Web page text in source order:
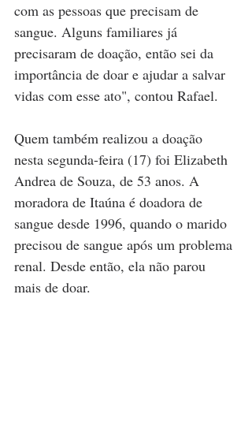
com as pessoas que precisam de
sangue. Alguns familiares já
precisaram de doação, então sei da
importância de doar e ajudar a salvar
vidas com esse ato", contou Rafael.
Quem também realizou a doação
nesta segunda-feira (17) foi Elizabeth
Andrea de Souza, de 53 anos. A
moradora de Itaúna é doadora de
sangue desde 1996, quando o marido
precisou de sangue após um problema
renal. Desde então, ela não parou
mais de doar.